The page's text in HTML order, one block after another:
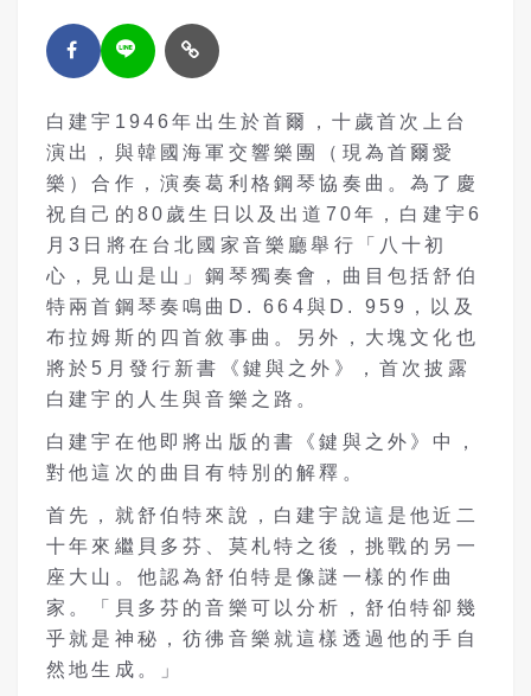
白建宇1946年出生於首爾，十歲首次上台
演出，與韓國海軍交響樂團（現為首爾愛
樂）合作，演奏葛利格鋼琴協奏曲。為了慶
祝自己的80歲生日以及出道70年，白建宇6
月3日將在台北國家音樂廳舉行「八十初
心，見山是山」鋼琴獨奏會，曲目包括舒伯
特兩首鋼琴奏鳴曲D. 664與D. 959，以及
布拉姆斯的四首敘事曲。另外，大塊文化也
將於5月發行新書《鍵與之外》，首次披露
白建宇的人生與音樂之路。
白建宇在他即將出版的書《鍵與之外》中，
對他這次的曲目有特別的解釋。
首先，就舒伯特來說，白建宇說這是他近二
十年來繼貝多芬、莫札特之後，挑戰的另一
座大山。他認為舒伯特是像謎一樣的作曲
家。「貝多芬的音樂可以分析，舒伯特卻幾
乎就是神秘，彷彿音樂就這樣透過他的手自
然地生成。」